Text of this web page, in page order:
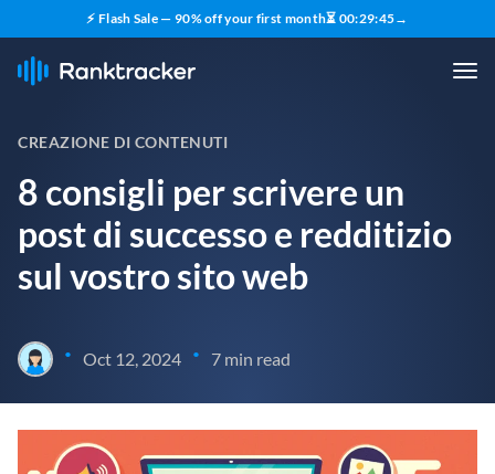
⚡ Flash Sale — 90% off your first month⏳ 00:29:43→
CREAZIONE DI CONTENUTI
8 consigli per scrivere un
post di successo e redditizio
sul vostro sito web
• Oct 12, 2024 • 7 min read